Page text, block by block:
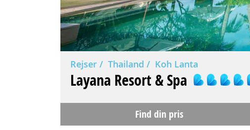
Rejser Thailand Koh Lanta
Layana Resort & Spa
Find din pris